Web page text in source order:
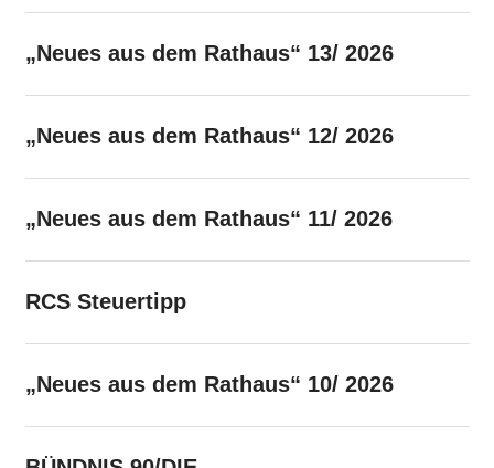
„Neues aus dem Rathaus“ 13/ 2026
„Neues aus dem Rathaus“ 12/ 2026
„Neues aus dem Rathaus“ 11/ 2026
RCS Steuertipp
„Neues aus dem Rathaus“ 10/ 2026